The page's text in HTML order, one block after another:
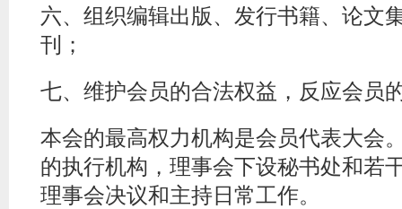
六、组织编辑出版、发行书籍、论文
刊；
七、维护会员的合法权益，反应会员
本会的最高权力机构是会员代表大会
的执行机构，理事会下设秘书处和若
理事会决议和主持日常工作。